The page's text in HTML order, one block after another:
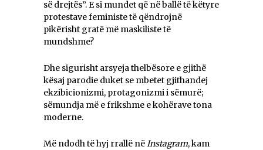
së drejtës”. E si mundet që në ballë të këtyre
protestave feministe të qëndrojnë
pikërisht gratë më maskiliste të
mundshme?
Dhe sigurisht arsyeja thelbësore e gjithë
kësaj parodie duket se mbetet gjithandej
ekzibicionizmi, protagonizmi i sëmurë;
sëmundja më e frikshme e kohërave tona
moderne.
Më ndodh të hyj rrallë nëInstagram, kam